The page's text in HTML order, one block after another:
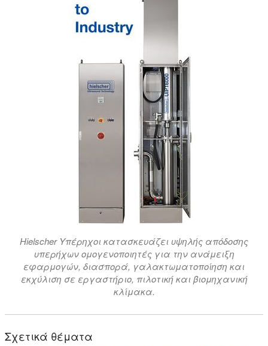
Hielscher Υπέρηχοι κατασκευάζει υψηλής απόδοσης
υπερήχων ομογενοποιητές για την ανάμειξη
εφαρμογών, διασπορά, γαλακτωματοποίηση και
εκχύλιση σε εργαστήριο, πιλοτική και βιομηχανική
κλίμακα.
Σχετικά θέματα